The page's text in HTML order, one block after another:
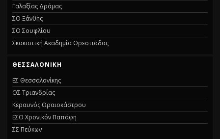
Γαλαξίας Δράμας
ΣΟ Ξάνθης
ΣΟ Σουφλίου
Σκακιστική Ακαδημία Ορεστιάδας
ΘΕΣΣΑΛΟΝΊΚΗ
ΕΣ Θεσσαλονίκης
ΟΣ Τριανδρίας
Κεραυνός Ωραιοκάστρου
ΕΣΟ Χρονικόν Παπάφη
ΣΣ Πεύκων